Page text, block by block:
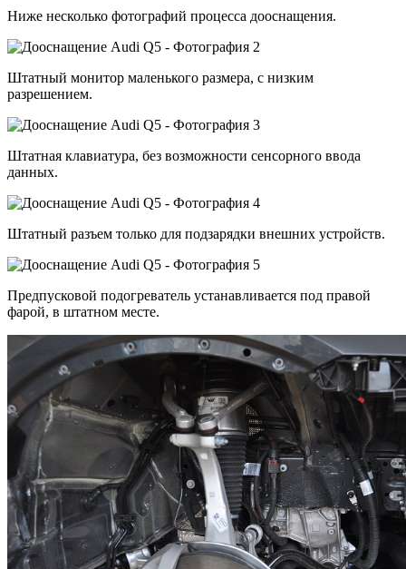
Ниже несколько фотографий процесса дооснащения.
Штатный монитор маленького размера, с низким
разрешением.
Штатная клавиатура, без возможности сенсорного ввода
данных.
Штатный разъем только для подзарядки внешних устройств.
Предпусковой подогреватель устанавливается под правой
фарой, в штатном месте.